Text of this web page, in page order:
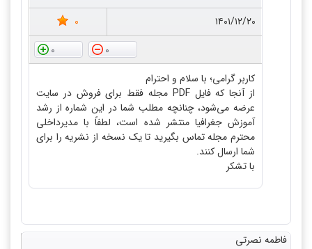
۱۴۰۱/۱۲/۲۰
0
0
0
کاربر گرامی؛ با سلام و احترام
از آنجا که فایل PDF مجله فقط برای فروش در سایت
عرضه می‌شود، چنانچه مطلب شما در این شماره از رشد
آموزش جغرافیا منتشر شده است، لطفاً با مدیرداخلی
محترم مجله تماس بگیرید تا یک نسخه از نشریه را برای
شما ارسال کنند.
با تشکر
فاطمه نصرتی